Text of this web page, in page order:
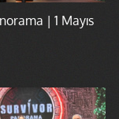
| 1 Mayıs